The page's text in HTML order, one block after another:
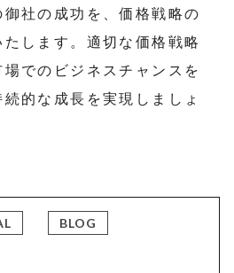
社の成功を、価格戦略の
します。適切な価格戦略
でのビジネスチャンスを
的な成長を実現しましょ
BLOG